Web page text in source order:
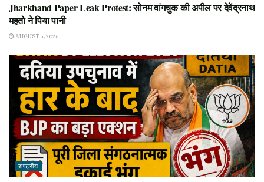
Jharkhand Paper Leak Protest: सोनम वांगचुक की अपील पर देवेंद्रनाथ
महतो ने पिया पानी
AUGUST 5, 2026
राष्ट्रीय